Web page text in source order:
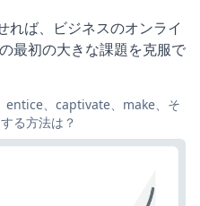
ば、ビジネスのオンライ
最初の大きな課題を克服で
entice、captivate、make、そ
る方法は？